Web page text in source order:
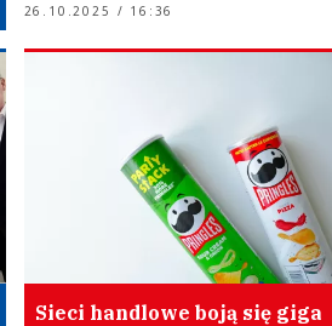
26.10.2025 / 16:36
Sieci handlowe boją się giga